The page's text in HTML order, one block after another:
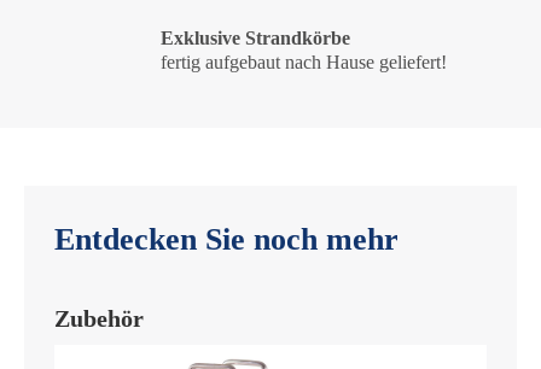
Exklusive Strandkörbe
fertig aufgebaut nach Hause geliefert!
Entdecken Sie noch mehr
Zubehör